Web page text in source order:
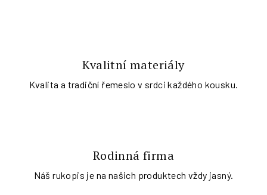
Kvalitní materiály
Kvalita a tradiční řemeslo v srdci každého kousku.
Rodinná firma
Náš rukopis je na našich produktech vždy jasný.